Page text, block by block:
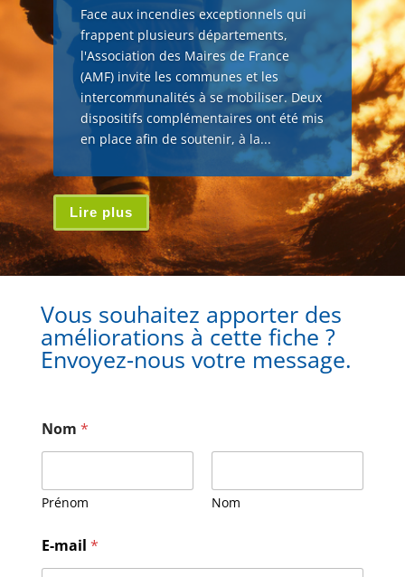
Face aux incendies exceptionnels qui
frappent plusieurs départements,
l'Association des Maires de France
(AMF) invite les communes et les
intercommunalités à se mobiliser. Deux
dispositifs complémentaires ont été mis
en place afin de soutenir, à la...
Lire plus
Vous souhaitez apporter des
améliorations à cette fiche ?
Envoyez-nous votre message.
Nom *
Prénom Nom
o
m
E-mail *